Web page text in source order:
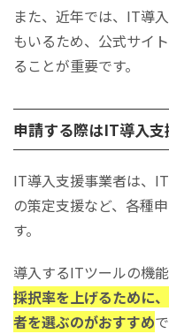
また、近年では、IT導
もいるため、公式サイ
ることが重要です。
申請する際はIT導入
IT導入支援事業者は、
の策定支援など、各種
す。
導入するITツールの機
採択率を上げるために
者を選ぶのがおすすめ